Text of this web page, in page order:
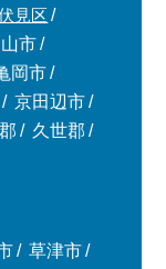
見区
市
岡市
京田辺市
久世郡
草津市